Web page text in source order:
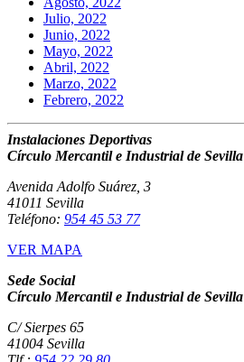
Julio, 2022
Junio, 2022
Mayo, 2022
Abril, 2022
Marzo, 2022
Febrero, 2022
Instalaciones Deportivas
Círculo Mercantil e Industrial de Sevilla
Avenida Adolfo Suárez, 3
41011 Sevilla
Teléfono: 954 45 53 77
VER MAPA
Sede Social
Círculo Mercantil e Industrial de Sevilla
C/ Sierpes 65
41004 Sevilla